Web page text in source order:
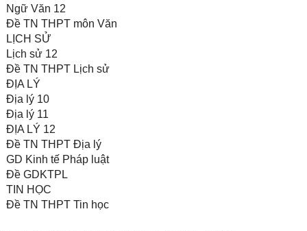
Ngữ Văn 12
Đề TN THPT môn Văn
LỊCH SỬ
Lịch sử 12
Đề TN THPT Lịch sử
ĐỊA LÝ
Địa lý 10
Địa lý 11
ĐỊA LÝ 12
Đề TN THPT Địa lý
GD Kinh tế Pháp luật
Đề GDKTPL
TIN HỌC
Đề TN THPT Tin học